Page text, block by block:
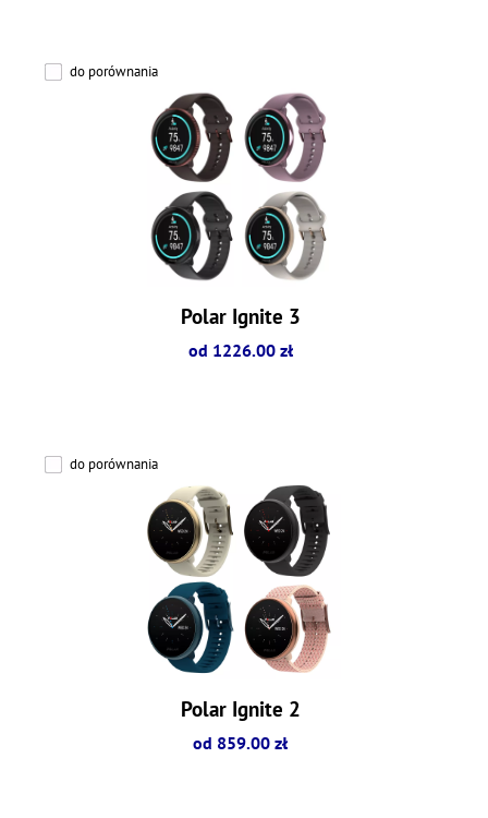
do porównania
Polar Ignite 3
od 1226.00 zł
do porównania
Polar Ignite 2
od 859.00 zł